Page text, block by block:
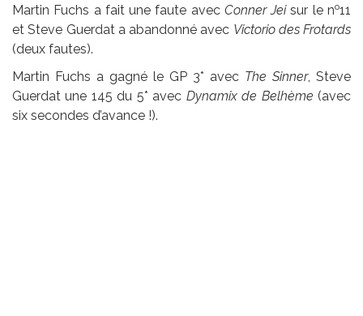
Martin Fuchs a fait une faute avec Conner Jeisur le no11
et Steve Guerdat a abandonné avec Victorio des Frotards
(deux fautes).
Martin Fuchs a gagné le GP 3* avec The Sinner, Steve
Guerdat une 145 du 5* avec Dynamix de Belhème (avec
six secondes d’avance !).